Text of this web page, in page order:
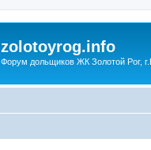
zolotoyrog.info
Форум дольщиков ЖК Золотой Рог,